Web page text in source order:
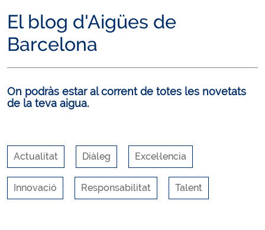
El blog d'Aigües de
Barcelona
On podràs estar al corrent de totes les novetats
de la teva aigua.
Actualitat Diàleg Excel·lencia
Innovació Responsabilitat Talent